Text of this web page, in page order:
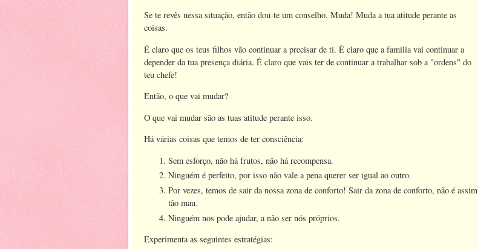
Se te revês nessa situação, então dou-te um conselho. Muda! Muda a tua atitude perante as
coisas.
É claro que os teus filhos vão continuar a precisar de ti. É claro que a família vai continuar a
depender da tua presença diária. É claro que vais ter de continuar a trabalhar sob a "ordens" do
teu chefe!
Então, o que vai mudar?
O que vai mudar são as tuas atitude perante isso.
Há várias coisas que temos de ter consciência:
Sem esforço, não há frutos, não há recompensa.
Ninguém é perfeito, por isso não vale a pena querer ser igual ao outro.
Por vezes, temos de sair da nossa zona de conforto! Sair da zona de conforto, não é assim
tão mau.
Ninguém nos pode ajudar, a não ser nós próprios.
Experimenta as seguintes estratégias: